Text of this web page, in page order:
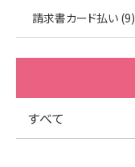
請求書カード払い (9)